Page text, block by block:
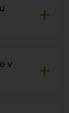
+
v
+